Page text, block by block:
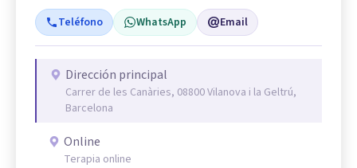
Teléfono WhatsApp Email
Dirección principal
Carrer de les Canàries, 08800 Vilanova i la Geltrú,
Barcelona
Online
Terapia online